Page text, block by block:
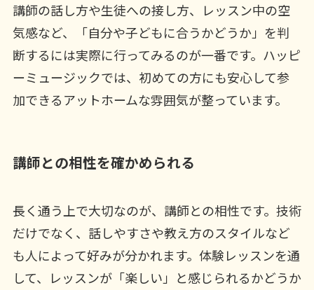
講師の話し方や生徒への接し方、レッスン中の空
気感など、「自分や子どもに合うかどうか」を判
断するには実際に行ってみるのが一番です。ハッピ
ーミュージックでは、初めての方にも安心して参
加できるアットホームな雰囲気が整っています。
講師との相性を確かめられる
長く通う上で大切なのが、講師との相性です。技術
だけでなく、話しやすさや教え方のスタイルなど
も人によって好みが分かれます。体験レッスンを通
して、レッスンが「楽しい」と感じられるかどうか